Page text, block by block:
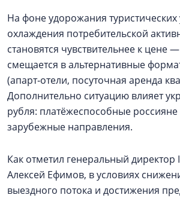
На фоне удорожания туристических
охлаждения потребительской
становятся чувствительнее к цене
смещается в альтернативные
(апарт‑отели, посуточная аренда
Дополнительно ситуацию влияет
рубля: платёжеспособные
зарубежные направления.
Как отметил генеральный директор
Алексей Ефимов, в условиях
выездного потока и достижения